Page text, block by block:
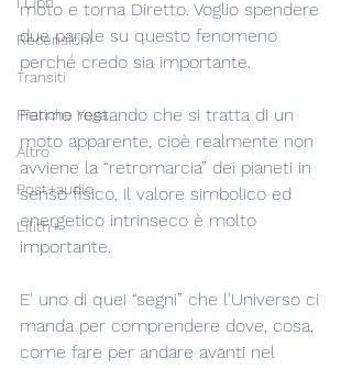
Recensioni
Transiti
Pratiche Yoga
Altro
Post+audio
Lilith+
moto e torna Diretto. Voglio spendere
due parole su questo fenomeno
perché credo sia importante.
Fermo restando che si tratta di un
moto apparente, cioè realmente non
avviene la “retromarcia” dei pianeti in
senso fisico, il valore simbolico ed
energetico intrinseco è molto
importante.
E' uno di quei “segni” che l'Universo ci
manda per comprendere dove, cosa,
come fare per andare avanti nel